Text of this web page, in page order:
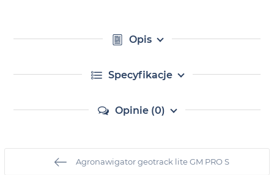
Opis
Specyfikacje
Opinie (0)
Agronawigator geotrack lite GM PRO S